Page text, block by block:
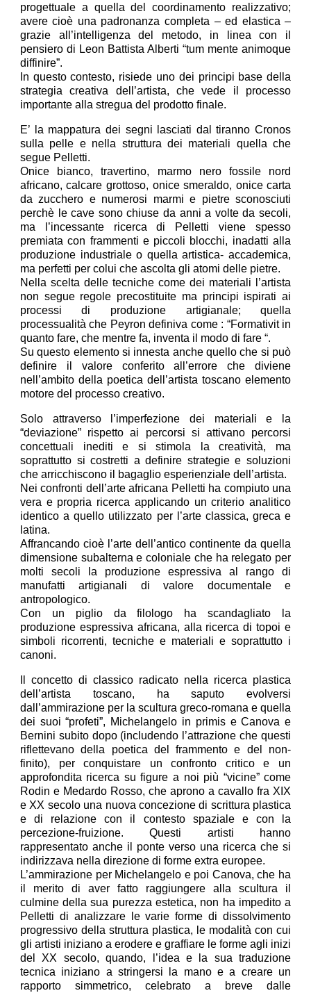
progettuale a quella del coordinamento realizzativo;
avere cioè una padronanza completa – ed elastica –
grazie all’intelligenza del metodo, in linea con il
pensiero di Leon Battista Alberti “tum mente animoque
diffinire”.
In questo contesto, risiede uno dei principi base della
strategia creativa dell’artista, che vede il processo
importante alla stregua del prodotto finale.
E’ la mappatura dei segni lasciati dal tiranno Cronos
sulla pelle e nella struttura dei materiali quella che
segue Pelletti.
Onice bianco, travertino, marmo nero fossile nord
africano, calcare grottoso, onice smeraldo, onice carta
da zucchero e numerosi marmi e pietre sconosciuti
perchè le cave sono chiuse da anni a volte da secoli,
ma l’incessante ricerca di Pelletti viene spesso
premiata con frammenti e piccoli blocchi, inadatti alla
produzione industriale o quella artistica- accademica,
ma perfetti per colui che ascolta gli atomi delle pietre.
Nella scelta delle tecniche come dei materiali l’artista
non segue regole precostituite ma principi ispirati ai
processi di produzione artigianale; quella
processualità che Peyron definiva come : “Formativit in
quanto fare, che mentre fa, inventa il modo di fare “.
Su questo elemento si innesta anche quello che si può
definire il valore conferito all’errore che diviene
nell’ambito della poetica dell’artista toscano elemento
motore del processo creativo.
Solo attraverso l’imperfezione dei materiali e la
“deviazione” rispetto ai percorsi si attivano percorsi
concettuali inediti e si stimola la creatività, ma
soprattutto si costretti a definire strategie e soluzioni
che arricchiscono il bagaglio esperienziale dell’artista.
Nei confronti dell’arte africana Pelletti ha compiuto una
vera e propria ricerca applicando un criterio analitico
identico a quello utilizzato per l’arte classica, greca e
latina.
Affrancando cioè l’arte dell’antico continente da quella
dimensione subalterna e coloniale che ha relegato per
molti secoli la produzione espressiva al rango di
manufatti artigianali di valore documentale e
antropologico.
Con un piglio da filologo ha scandagliato la
produzione espressiva africana, alla ricerca di topoi e
simboli ricorrenti, tecniche e materiali e soprattutto i
canoni.
Il concetto di classico radicato nella ricerca plastica
dell’artista toscano, ha saputo evolversi
dall’ammirazione per la scultura greco-romana e quella
dei suoi “profeti”, Michelangelo in primis e Canova e
Bernini subito dopo (includendo l’attrazione che questi
riflettevano della poetica del frammento e del non-
finito), per conquistare un confronto critico e un
approfondita ricerca su figure a noi più “vicine” come
Rodin e Medardo Rosso, che aprono a cavallo fra XIX
e XX secolo una nuova concezione di scrittura plastica
e di relazione con il contesto spaziale e con la
percezione-fruizione. Questi artisti hanno
rappresentato anche il ponte verso una ricerca che si
indirizzava nella direzione di forme extra europee.
L’ammirazione per Michelangelo e poi Canova, che ha
il merito di aver fatto raggiungere alla scultura il
culmine della sua purezza estetica, non ha impedito a
Pelletti di analizzare le varie forme di dissolvimento
progressivo della struttura plastica, le modalità con cui
gli artisti iniziano a erodere e graffiare le forme agli inizi
del XX secolo, quando, l’idea e la sua traduzione
tecnica iniziano a stringersi la mano e a creare un
rapporto simmetrico, celebrato a breve dalle